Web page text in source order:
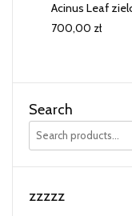
Acinus Leaf
700,00 zł
Search
zzzzz